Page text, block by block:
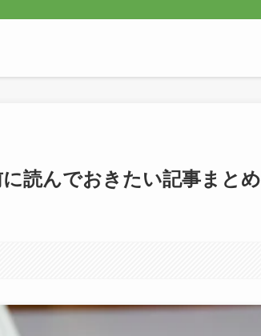
読んでおきたい記事まとめ